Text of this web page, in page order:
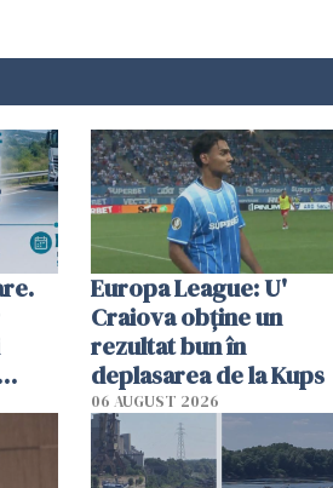
Europa League: U'
Craiova obține un
rezultat bun în
deplasarea de la Kups
06 AUGUST 2026